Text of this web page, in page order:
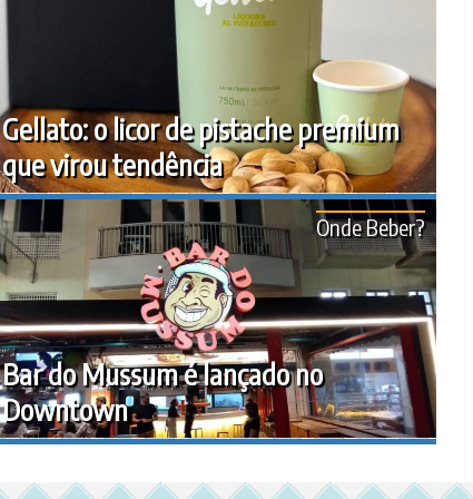
Gellato: o licor de pistache premium
que virou tendência
Bar do Mussum é lançado no
Downtown
Onde Beber?